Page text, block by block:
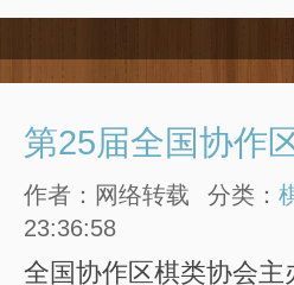
第25届全国协作
作者：网络转载 分类：
23:36:58
全国协作区棋类协会